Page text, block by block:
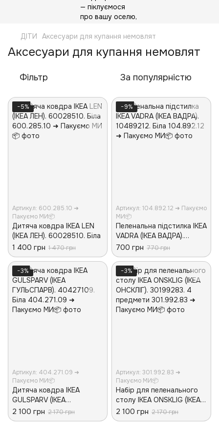
ДІТИ Аксесуари для купання немовлят
Аксесуари для купання немовлят
Фільтр За популярністю
−5%
Артикул: 600.285.10 ➜
Пакуємо МИ📦
Дитяча ковдра IKEA LEN
(ІКЕА ЛЕН). 60028510. Біла
1 400 грн 1 470 грн
−9%
Артикул: 104.892.12 ➜ Пакуємо
МИ📦
Пеленальна підстилка IKEA
VADRA (ІКЕА ВАДРА).
10489212. Біла
700 грн 770 грн
−3%
Артикул: 404.271.09 ➜
Пакуємо МИ📦
Дитяча ковдра IKEA
GULSPARV (ІКЕА
ГУЛЬСПАРВ). 40427109.
Біла
2 100 грн 2 170 грн
−3%
Артикул: 301.992.83 ➜
Пакуємо МИ📦
Набір для пеленального
столу IKEA ONSKLIG (ІКЕА
ОНСКЛІГ). 30199283. 4
предмети
2 100 грн 2 170 грн